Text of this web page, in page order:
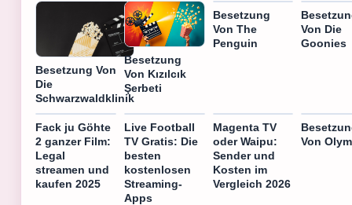
Besetzung Von
Die
Schwarzwaldklinik
Besetzung
Von Kızılcık
Şerbeti
Besetzung
Von The
Penguin
Von Die
Goonies
Fack ju Göhte
2 ganzer Film:
Legal
streamen und
kaufen 2025
Live Football
TV Gratis: Die
besten
kostenlosen
Streaming-
Apps
Magenta TV
oder Waipu:
Sender und
Kosten im
Vergleich 2026
Von